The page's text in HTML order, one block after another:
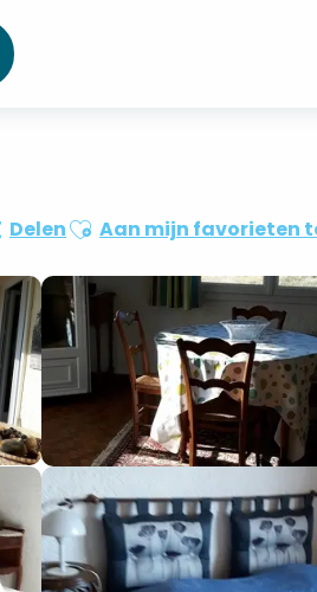
DelenAjouter aux favoris
Aan mijn favorieten